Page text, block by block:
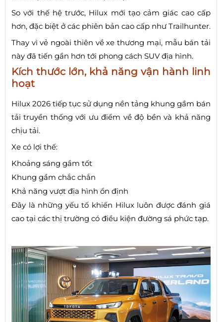
So với thế hệ trước, Hilux mới tạo cảm giác cao cấp
hơn, đặc biệt ở các phiên bản cao cấp như Trailhunter.
Thay vì vẻ ngoài thiên về xe thương mại, mẫu bán tải
này đã tiến gần hơn tới phong cách SUV địa hình.
Kích thước lớn, khả năng vận hành linh
hoạt
Hilux 2026 tiếp tục sử dụng nền tảng khung gầm bán
tải truyền thống với ưu điểm về độ bền và khả năng
chịu tải.
Xe có lợi thế:
Khoảng sáng gầm tốt
Khung gầm chắc chắn
Khả năng vượt địa hình ổn định
Đây là những yếu tố khiến Hilux luôn được đánh giá
cao tại các thị trường có điều kiện đường sá phức tạp.